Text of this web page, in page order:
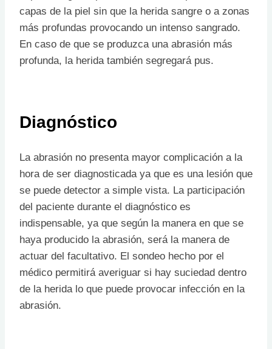
capas de la piel sin que la herida sangre o a zonas
más profundas provocando un intenso sangrado.
En caso de que se produzca una abrasión más
profunda, la herida también segregará pus.
Diagnóstico
La abrasión no presenta mayor complicación a la
hora de ser diagnosticada ya que es una lesión que
se puede detector a simple vista. La participación
del paciente durante el diagnóstico es
indispensable, ya que según la manera en que se
haya producido la abrasión, será la manera de
actuar del facultativo. El sondeo hecho por el
médico permitirá averiguar si hay suciedad dentro
de la herida lo que puede provocar infección en la
abrasión.